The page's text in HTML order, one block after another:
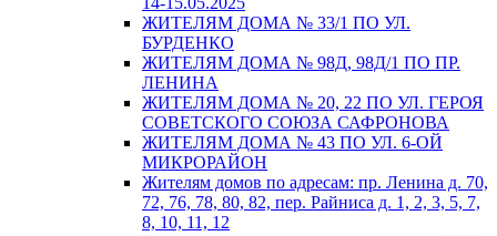
ЖИТЕЛЯМ ДОМА № 33/1 ПО УЛ.
БУРДЕНКО
ЖИТЕЛЯМ ДОМА № 98Д, 98Д/1 ПО ПР.
ЛЕНИНА
ЖИТЕЛЯМ ДОМА № 20, 22 ПО УЛ. ГЕРОЯ
СОВЕТСКОГО СОЮЗА САФРОНОВА
ЖИТЕЛЯМ ДОМА № 43 ПО УЛ. 6-ОЙ
МИКРОРАЙОН
Жителям домов по адресам: пр. Ленина д. 70,
72, 76, 78, 80, 82, пер. Райниса д. 1, 2, 3, 5, 7,
8, 10, 11, 12